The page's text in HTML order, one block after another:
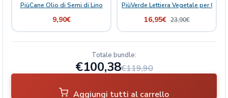
PiùCane Olio di Semi di Lino
9,90€
PiùVerde Lettiera Vegetale per Gatti
16,95€ 23,90€
Totale bundle:
€100,38€119,90
Aggiungi tutti al carrello